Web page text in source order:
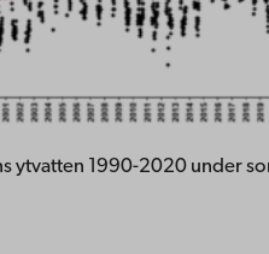
ytvatten 1990-2020 under